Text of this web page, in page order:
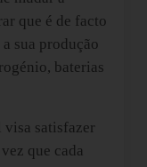
que é de facto
sua produção
baterias
visa satisfazer
que cada